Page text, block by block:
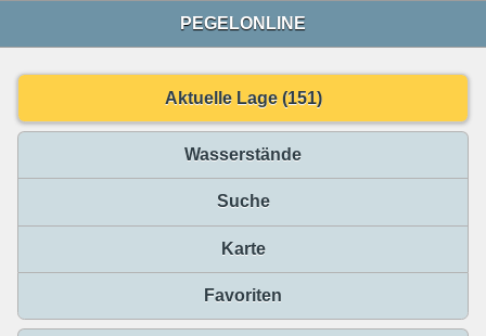
PEGELONLINE
Aktuelle Lage (151)
Wasserstände
Suche
Karte
Favoriten